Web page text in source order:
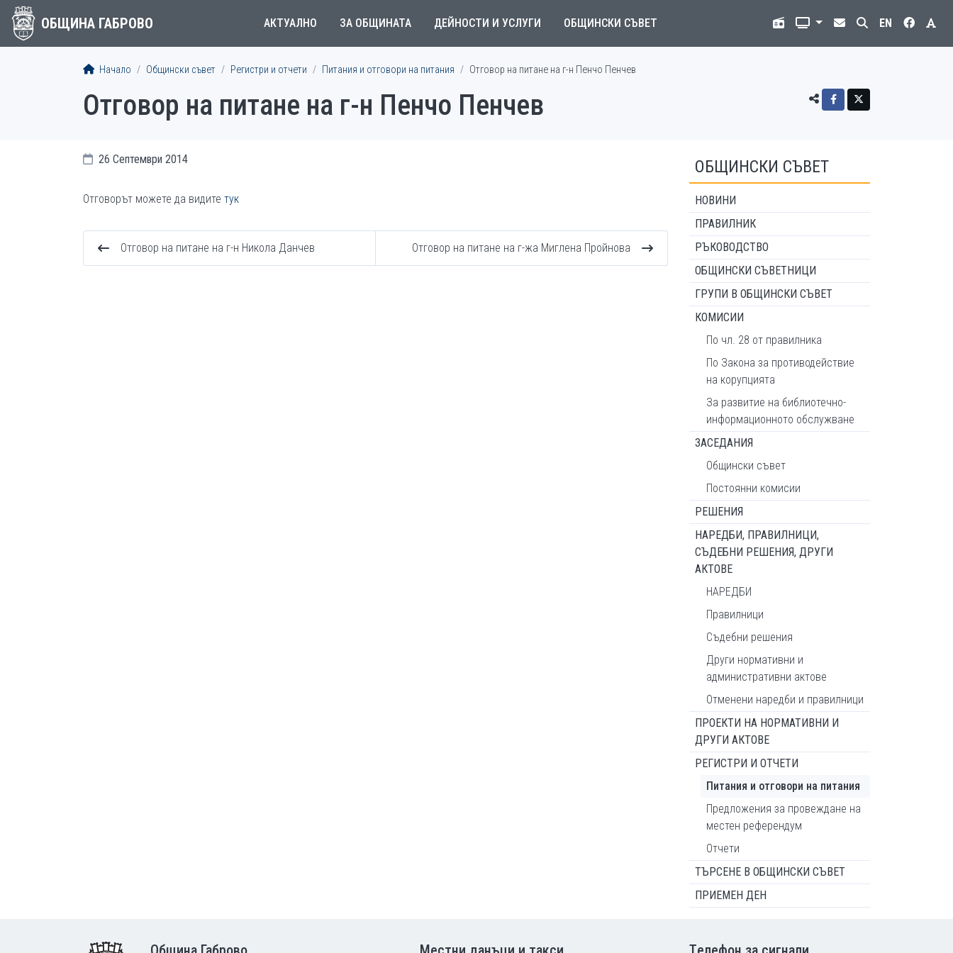
ОБЩИНА ГАБРОВО АКТУАЛНО ЗА ОБЩИНАТА ДЕЙНОСТИ И УСЛУГИ ОБЩИНСКИ СЪВЕТ EN
Начало Общински съвет Регистри и отчети Питания и отговори на питания Отговор на питане на г-н Пенчо Пенчев
Отговор на питане на г-н Пенчо Пенчев
26 Септември 2014
Отговорът можете да видите тук
Отговор на питане на г-н Никола Данчев Отговор на питане на г-жа Миглена Пройнова
ОБЩИНСКИ СЪВЕТ
НОВИНИ
ПРАВИЛНИК
РЪКОВОДСТВО
ОБЩИНСКИ СЪВЕТНИЦИ
ГРУПИ В ОБЩИНСКИ СЪВЕТ
КОМИСИИ
По чл. 28 от правилника
По Закона за противодействие
на корупцията
За развитие на библиотечно-
информационното обслужване
ЗАСЕДАНИЯ
Общински съвет
Постоянни комисии
РЕШЕНИЯ
НАРЕДБИ, ПРАВИЛНИЦИ,
СЪДЕБНИ РЕШЕНИЯ, ДРУГИ
АКТОВЕ
НАРЕДБИ
Правилници
Съдебни решения
Други нормативни и
административни актове
Отменени наредби и правилници
ПРОЕКТИ НА НОРМАТИВНИ И
ДРУГИ АКТОВЕ
РЕГИСТРИ И ОТЧЕТИ
Питания и отговори на питания
Предложения за провеждане на
местен референдум
Отчети
ТЪРСЕНЕ В ОБЩИНСКИ СЪВЕТ
ПРИЕМЕН ДЕН